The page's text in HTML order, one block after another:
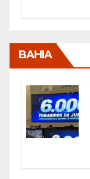
BAHIA